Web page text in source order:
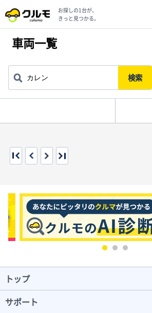
お探しの1台が、
きっと見つかる。
車両一覧
検索
トップ
サポート